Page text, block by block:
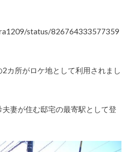
status/826764333577359
カ所がロケ地として利用されまし
妻が住む邸宅の最寄駅として登